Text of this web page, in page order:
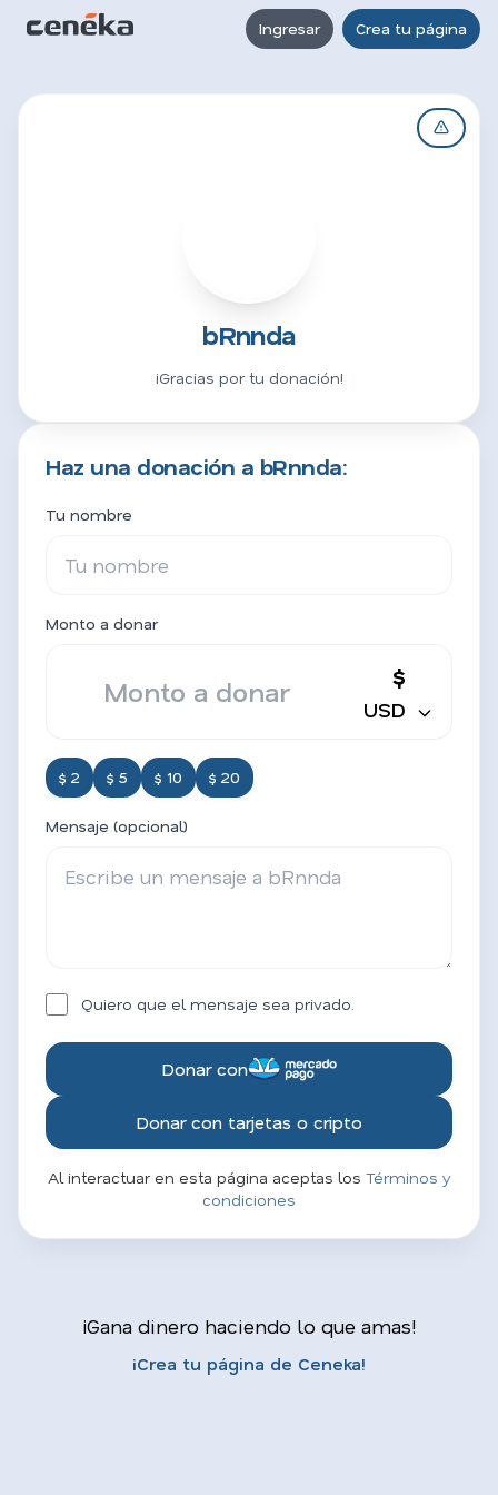
Ingresar Crea tu página
bRnnda
¡Gracias por tu donación!
Haz una donación a bRnnda:
Tu nombre
Monto a donar
$
USD
$ 2 $ 5 $ 10 $ 20
Mensaje (opcional)
Quiero que el mensaje sea privado.
Donar con
Donar con tarjetas o cripto
Al interactuar en esta página aceptas los Términos y
condiciones
¡Gana dinero haciendo lo que amas!
¡Crea tu página de Ceneka!